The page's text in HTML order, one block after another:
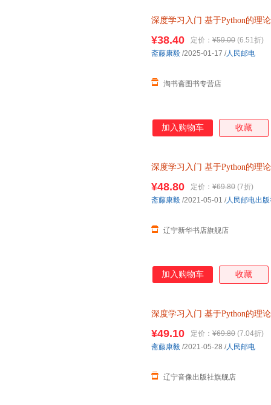
深度学习入门 基于Python的理
¥38.40 定价： ¥59.00 (6.51折)
淘书斋图书专营店
斋藤康毅 /2025-01-17 /人民邮电
加入购物车 收藏
深度学习入门 基于Python的理
¥48.80 定价： ¥69.80 (7折)
辽宁新华书店旗舰店
斋藤康毅 /2021-05-01 /人民邮电出
加入购物车 收藏
深度学习入门 基于Python的理
¥49.10 定价： ¥69.80 (7.04折)
辽宁音像出版社旗舰店
斋藤康毅 /2021-05-28 /人民邮电